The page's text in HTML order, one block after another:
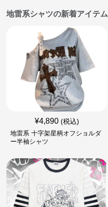
地雷系シャツの新着アイテム
¥4,890 (税込)
地雷系 十字架星柄オフショルダ
ー半袖シャツ